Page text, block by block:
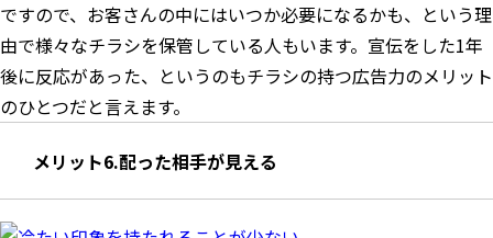
ですので、お客さんの中にはいつか必要になるかも、という理
由で様々なチラシを保管している人もいます。宣伝をした1年
後に反応があった、というのもチラシの持つ広告力のメリット
のひとつだと言えます。
メリット6.配った相手が見える